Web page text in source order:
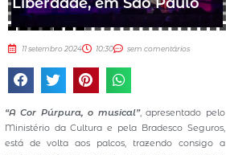
11 setembro 2024 10:30 sem comentários
“A Cor Púrpura, o musical”, apresentado pelo
Ministério da Cultura e pela Bradesco Seguros,
está de volta aos palcos, trazendo consigo a